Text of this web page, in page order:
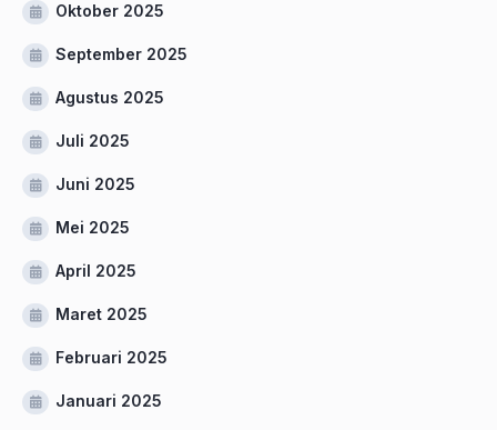
Oktober 2025
September 2025
Agustus 2025
Juli 2025
Juni 2025
Mei 2025
April 2025
Maret 2025
Februari 2025
Januari 2025